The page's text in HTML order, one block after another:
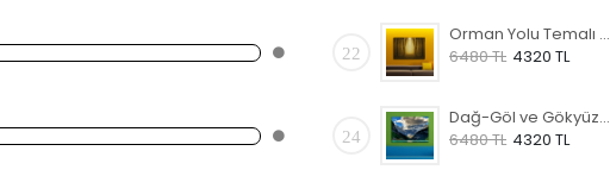
22
Orman Yolu Temalı Kanvas Tablo
6480 TL 4320 TL
24
Dağ-Göl ve Gökyüzü Temalı Kanvas Tablo
6480 TL 4320 TL